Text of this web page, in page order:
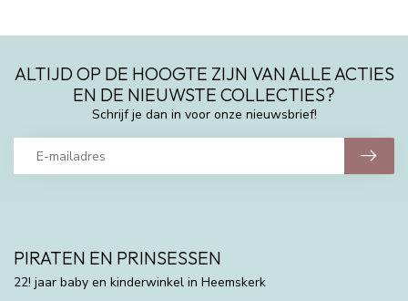
ALTIJD OP DE HOOGTE ZIJN VAN ALLE ACTIES
EN DE NIEUWSTE COLLECTIES?
Schrijf je dan in voor onze nieuwsbrief!
PIRATEN EN PRINSESSEN
22! jaar baby en kinderwinkel in Heemskerk